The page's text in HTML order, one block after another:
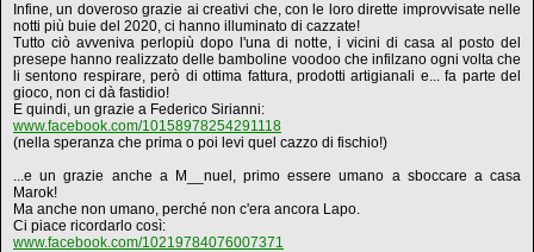
Infine, un doveroso grazie ai creativi che, con le loro dirette improvvisate nelle
notti più buie del 2020, ci hanno illuminato di cazzate!
Tutto ciò avveniva perlopiù dopo l'una di notte, i vicini di casa al posto del
presepe hanno realizzato delle bamboline voodoo che infilzano ogni volta che
li sentono respirare, però di ottima fattura, prodotti artigianali e... fa parte del
gioco, non ci dà fastidio!
E quindi, un grazie a Federico Sirianni:
www.facebook.com/10158978254291118
(nella speranza che prima o poi levi quel cazzo di fischio!)
...e un grazie anche a M__nuel, primo essere umano a sboccare a casa
Marok!
Ma anche non umano, perché non c'era ancora Lapo.
Ci piace ricordarlo così:
www.facebook.com/10219784076007371